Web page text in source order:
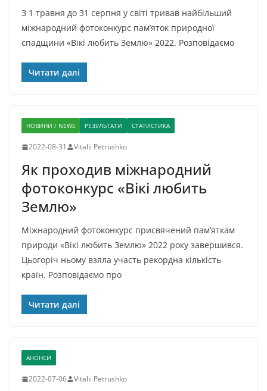
З 1 травня до 31 серпня у світі тривав найбільший
міжнародний фотоконкурс пам’яток природної
спадщини «Вікі любить Землю» 2022. Розповідаємо
Читати далі
НОВИНИ / NEWS РЕЗУЛЬТАТИ СТАТИСТИКА
2022-08-31 Vitalii Petrushko
Як проходив міжнародний
фотоконкурс «Вікі любить
Землю»
Міжнародний фотоконкурс присвячений пам’яткам
природи «Вікі любить Землю» 2022 року завершився.
Цьогоріч ньому взяла участь рекордна кількість
країн. Розповідаємо про
Читати далі
АНОНСИ
2022-07-06 Vitalii Petrushko